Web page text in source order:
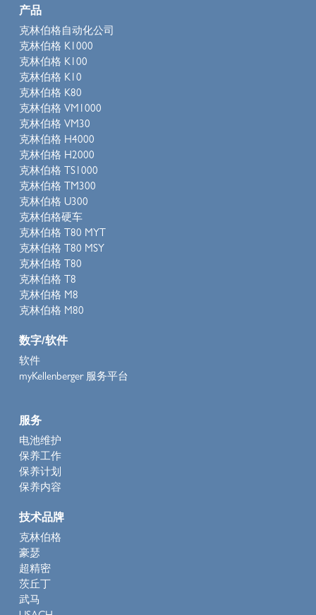
产品
克林伯格自动化公司
克林伯格 K1000
克林伯格 K100
克林伯格 K10
克林伯格 K80
克林伯格 VM1000
克林伯格 VM30
克林伯格 H4000
克林伯格 H2000
克林伯格 TS1000
克林伯格 TM300
克林伯格 U300
克林伯格硬车
克林伯格 T80 MYT
克林伯格 T80 MSY
克林伯格 T80
克林伯格 T8
克林伯格 M8
克林伯格 M80
数字/软件
软件
myKellenberger 服务平台
服务
电池维护
保养工作
保养计划
保养内容
技术品牌
克林伯格
豪瑟
超精密
茨丘丁
武马